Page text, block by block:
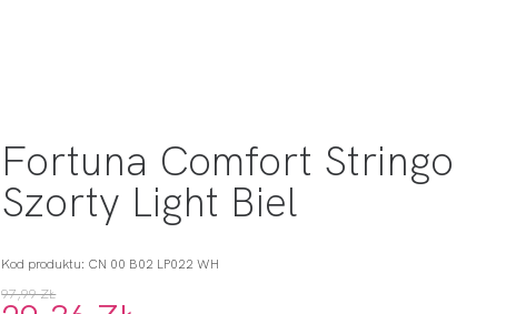
Fortuna Comfort Stringo
Szorty Light Biel
Kod produktu: CN 00 B02 LP022 WH
97,99 ZŁ